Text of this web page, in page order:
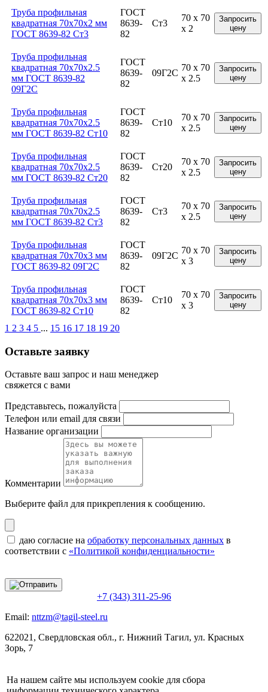
Труба профильная
квадратная 70x70x2 мм
ГОСТ 8639-82 Ст3
ГОСТ
8639-
82
Ст3
70 x 70
x 2
Запросить
цену
Труба профильная
квадратная 70x70x2.5
мм ГОСТ 8639-82
09Г2С
ГОСТ
8639-
82
09Г2С
70 x 70
x 2.5
Запросить
цену
Труба профильная
квадратная 70x70x2.5
мм ГОСТ 8639-82 Ст10
ГОСТ
8639-
82
Ст10
70 x 70
x 2.5
Запросить
цену
Труба профильная
квадратная 70x70x2.5
мм ГОСТ 8639-82 Ст20
ГОСТ
8639-
82
Ст20
70 x 70
x 2.5
Запросить
цену
Труба профильная
квадратная 70x70x2.5
мм ГОСТ 8639-82 Ст3
ГОСТ
8639-
82
Ст3
70 x 70
x 2.5
Запросить
цену
Труба профильная
квадратная 70x70x3 мм
ГОСТ 8639-82 09Г2С
ГОСТ
8639-
82
09Г2С
70 x 70
x 3
Запросить
цену
Труба профильная
квадратная 70x70x3 мм
ГОСТ 8639-82 Ст10
ГОСТ
8639-
82
Ст10
70 x 70
x 3
Запросить
цену
1 2 3 4 5 ... 15 16 17 18 19 20
Оставьте заявку
Оставьте ваш запрос и наш менеджер
свяжется с вами
Представьтесь, пожалуйста
Телефон или email для связи
Название организации
Комментарии
Выберите файл для прикрепления к сообщению.
даю согласие на обработку персональных данных в
соответствии с «Политикой конфиденциальности»
+7 (343) 311-25-96
Email: nttzm@tagil-steel.ru
622021, Свердловская обл., г. Нижний Тагил, ул. Красных
Зорь, 7
На нашем сайте мы используем cookie для сбора